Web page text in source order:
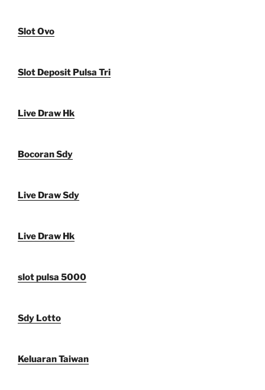
Slot Ovo
Slot Deposit Pulsa Tri
Live Draw Hk
Bocoran Sdy
Live Draw Sdy
Live Draw Hk
slot pulsa 5000
Sdy Lotto
Keluaran Taiwan